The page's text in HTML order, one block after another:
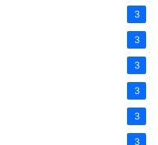
3
3
3
3
3
3